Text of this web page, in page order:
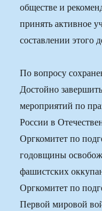
обществе и
принять активное
составлении этого
По вопросу
Достойно
мероприятий по
России в
Оргкомитет по
годовщины
фашистских
Оргкомитет по
Первой мировой